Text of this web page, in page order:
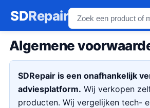
SDRepair
Algemene
SDRepair is een onafhankelijk
adviesplatform. Wij verkopen
producten. Wij vergelijken tech-